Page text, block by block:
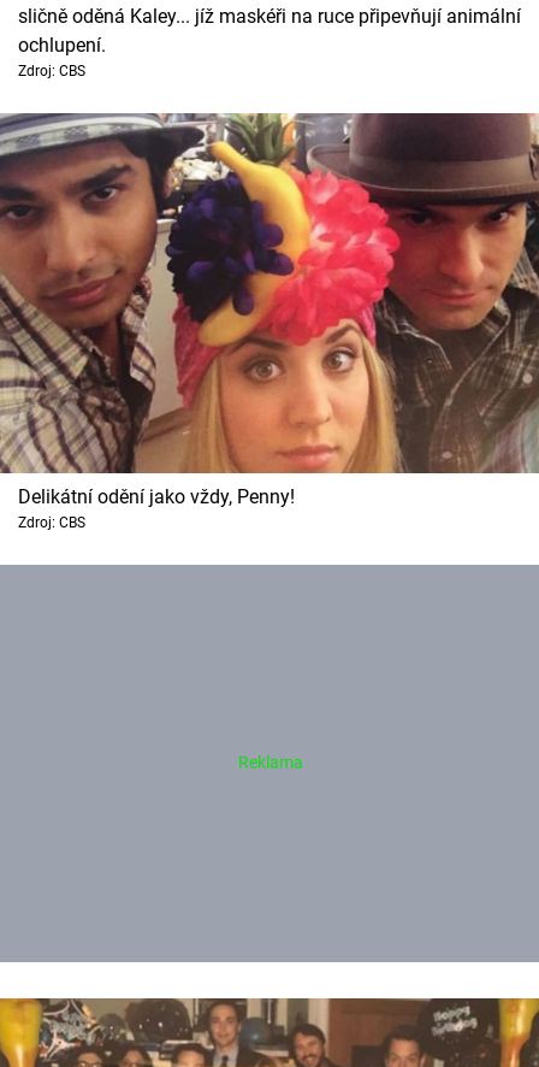
Cool Esport
Pořady
TV Program
Sledujte prima+
Přihlášení
Sledujte nás
sličně oděná Kaley... jíž maskéři na ruce připevňují animální
ochlupení.
Zdroj: CBS
Delikátní odění jako vždy, Penny!
Zdroj: CBS